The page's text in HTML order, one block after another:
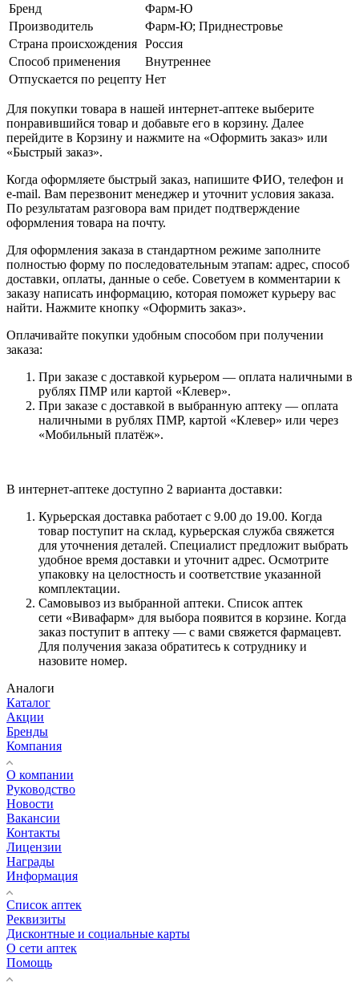
Бренд
Фарм-Ю
Производитель
Фарм-Ю; Приднестровье
Страна происхождения Россия
Способ применения
Внутреннее
Отпускается по рецепту Нет
Для покупки товара в нашей интернет-аптеке выберите
понравившийся товар и добавьте его в корзину. Далее
перейдите в Корзину и нажмите на «Оформить заказ» или
«Быстрый заказ».
Когда оформляете быстрый заказ, напишите ФИО, телефон и
e-mail. Вам перезвонит менеджер и уточнит условия заказа.
По результатам разговора вам придет подтверждение
оформления товара на почту.
Для оформления заказа в стандартном режиме заполните
полностью форму по последовательным этапам: адрес, способ
доставки, оплаты, данные о себе. Советуем в комментарии к
заказу написать информацию, которая поможет курьеру вас
найти. Нажмите кнопку «Оформить заказ».
Оплачивайте покупки удобным способом при получении
заказа:
При заказе с доставкой курьером — оплата наличными в
рублях ПМР или картой «Клевер».
При заказе с доставкой в выбранную аптеку — оплата
наличными в рублях ПМР, картой «Клевер» или через
«Мобильный платёж».
В интернет-аптеке доступно 2 варианта доставки:
Курьерская доставка работает с 9.00 до 19.00. Когда
товар поступит на склад, курьерская служба свяжется
для уточнения деталей. Специалист предложит выбрать
удобное время доставки и уточнит адрес. Осмотрите
упаковку на целостность и соответствие указанной
комплектации.
Самовывоз из выбранной аптеки. Список аптек
сети «Вивафарм» для выбора появится в корзине. Когда
заказ поступит в аптеку — с вами свяжется фармацевт.
Для получения заказа обратитесь к сотруднику и
назовите номер.
Аналоги
Каталог
Акции
Бренды
Компания
О компании
Руководство
Новости
Вакансии
Контакты
Лицензии
Награды
Информация
Список аптек
Реквизиты
Дисконтные и социальные карты
О сети аптек
Помощь